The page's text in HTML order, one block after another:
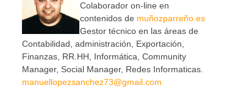
Colaborador on-line en
contenidos de muñozparreño.es
Gestor técnico en las áreas de
Contabilidad, administración, Exportación,
Finanzas, RR.HH, Informática, Community
Manager, Social Manager, Redes Informaticas.
manuellopezsanchez73@gmail.com